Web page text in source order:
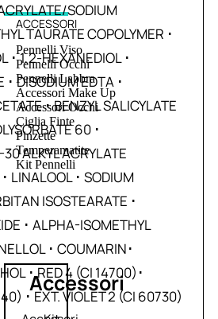
ACCESSORI
Pennelli Viso
Pennelli Occhi
Pennelli Labbra
Accessori Make Up
Accessori Occhi
Ciglia Finte
Pinzette
Temperamatite
Kit Pennelli
Accessori
SODIUM
TAURATE COPOLYMER ･
･ 1,2-HEXANEDIOL ･
･ DISODIUM EDTA ･
･ BENZYL SALICYLATE
60 ･
ALKYL ACRYLATE
LINALOOL ･ SODIUM
ISOSTEARATE ･
･ ALPHA-ISOMETHYL
･ COUMARIN･
･ RED 4 (CI 14700)･
･ EXT. VIOLET 2 (CI 60730)